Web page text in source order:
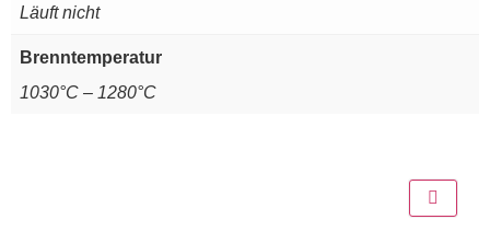
Läuft nicht
Brenntemperatur
1030°C – 1280°C